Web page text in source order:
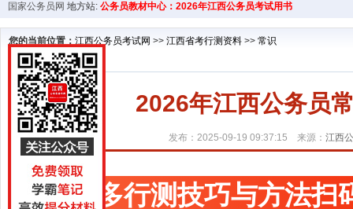
教材中心
国家公务员网 地方站: 公务员教材中心：2026年江西公务员考试用书
您的当前位置： 江西公务员考试网 >> 江西省考行测资料 >> 常识
2026年江西公务员
发布：2025-09-19 09:37:15 来源： 江西
更多行测技巧与方法扫